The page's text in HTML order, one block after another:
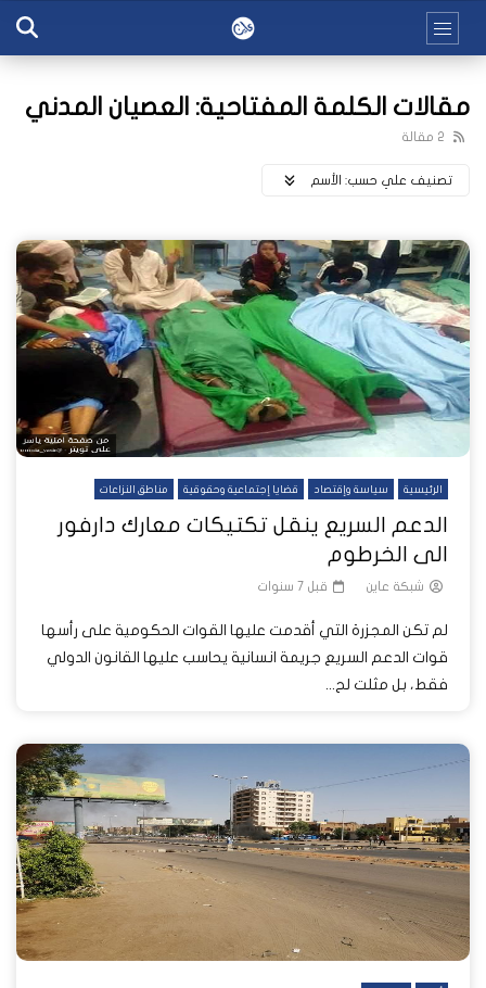
مقالات الكلمة المفتاحية: العصيان المدني
2 مقالة
تصنيف علي حسب: اﻷسم
الرئيسية سياسة وإقتصاد قضايا إجتماعية وحقوقية مناطق النزاعات
الدعم السريع ينقل تكتيكات معارك دارفور
الى الخرطوم
شبكة عاين قبل 7 سنوات
لم تكن المجزرة التي أقدمت عليها القوات الحكومية على رأسها
قوات الدعم السريع جريمة انسانية يحاسب عليها القانون الدولي
فقط، بل مثلت لح...